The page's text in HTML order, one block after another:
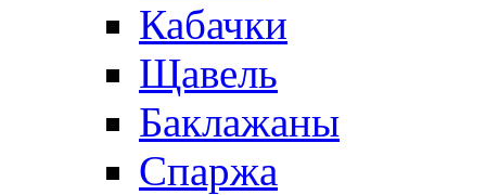
Кабачки
Щавель
Баклажаны
Спаржа